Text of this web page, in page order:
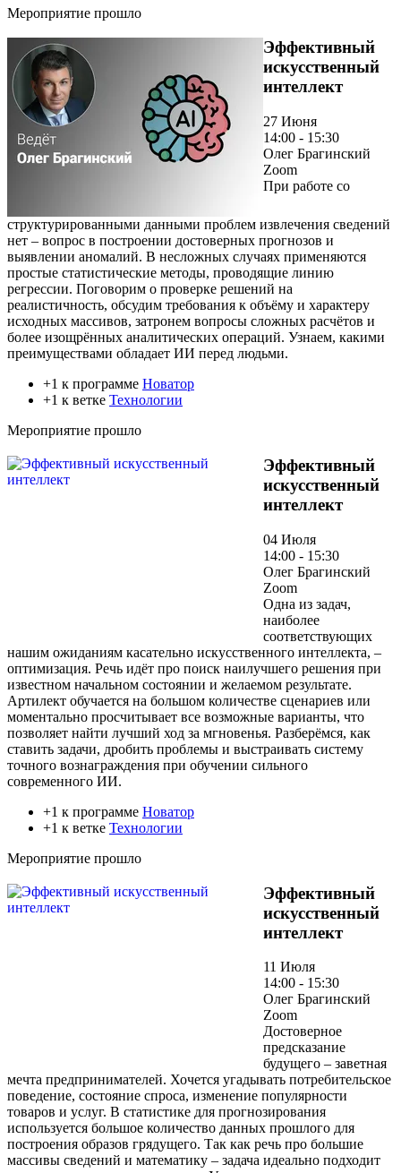
Мероприятие прошло
Эффективный
искусственный
интеллект
27 Июня
14:00 - 15:30
Олег Брагинский
Zoom
При работе со
структурированными данными проблем извлечения сведений
нет – вопрос в построении достоверных прогнозов и
выявлении аномалий. В несложных случаях применяются
простые статистические методы, проводящие линию
регрессии. Поговорим о проверке решений на
реалистичность, обсудим требования к объёму и характеру
исходных массивов, затронем вопросы сложных расчётов и
более изощрённых аналитических операций. Узнаем, какими
преимуществами обладает ИИ перед людьми.
+1 к программе Новатор
+1 к ветке Технологии
Мероприятие прошло
Эффективный
искусственный
интеллект
04 Июля
14:00 - 15:30
Олег Брагинский
Zoom
Одна из задач,
наиболее
соответствующих
нашим ожиданиям касательно искусственного интеллекта, –
оптимизация. Речь идёт про поиск наилучшего решения при
известном начальном состоянии и желаемом результате.
Артилект обучается на большом количестве сценариев или
моментально просчитывает все возможные варианты, что
позволяет найти лучший ход за мгновенья. Разберёмся, как
ставить задачи, дробить проблемы и выстраивать систему
точного вознаграждения при обучении сильного
современного ИИ.
+1 к программе Новатор
+1 к ветке Технологии
Мероприятие прошло
Эффективный
искусственный
интеллект
11 Июля
14:00 - 15:30
Олег Брагинский
Zoom
Достоверное
предсказание
будущего – заветная
мечта предпринимателей. Хочется угадывать потребительское
поведение, состояние спроса, изменение популярности
товаров и услуг. В статистике для прогнозирования
используется большое количество данных прошлого для
построения образов грядущего. Так как речь про большие
массивы сведений и математику – задача идеально подходит